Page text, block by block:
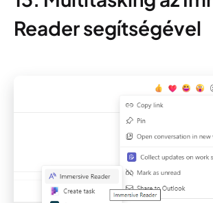
Reader segítségével